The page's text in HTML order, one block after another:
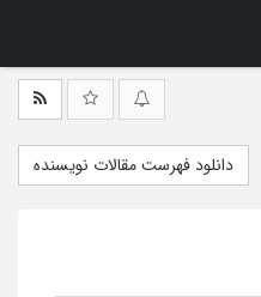
دانلود فهرست مقالات نویسنده